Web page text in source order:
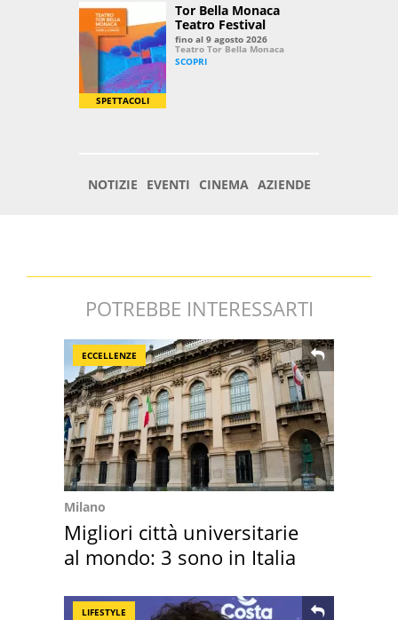
POTREBBE INTERESSARTI
ECCELLENZE
Milano
Migliori città universitarie
al mondo: 3 sono in Italia
LIFESTYLE